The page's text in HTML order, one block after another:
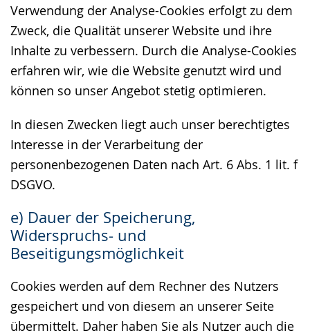
Verwendung der Analyse-Cookies erfolgt zu dem
Zweck, die Qualität unserer Website und ihre
Inhalte zu verbessern. Durch die Analyse-Cookies
erfahren wir, wie die Website genutzt wird und
können so unser Angebot stetig optimieren.
In diesen Zwecken liegt auch unser berechtigtes
Interesse in der Verarbeitung der
personenbezogenen Daten nach Art. 6 Abs. 1 lit. f
DSGVO.
e) Dauer der Speicherung,
Widerspruchs- und
Beseitigungsmöglichkeit
Cookies werden auf dem Rechner des Nutzers
gespeichert und von diesem an unserer Seite
übermittelt. Daher haben Sie als Nutzer auch die